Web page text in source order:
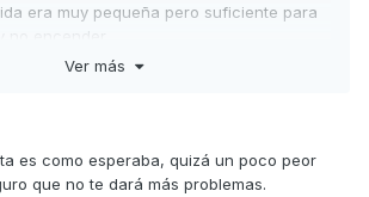
era muy pequeña pero suficiente para
encender.
la junta culpable y en las imágenes se ve
Ver más
es como esperaba, quizá un poco peor
que no te dará más problemas.